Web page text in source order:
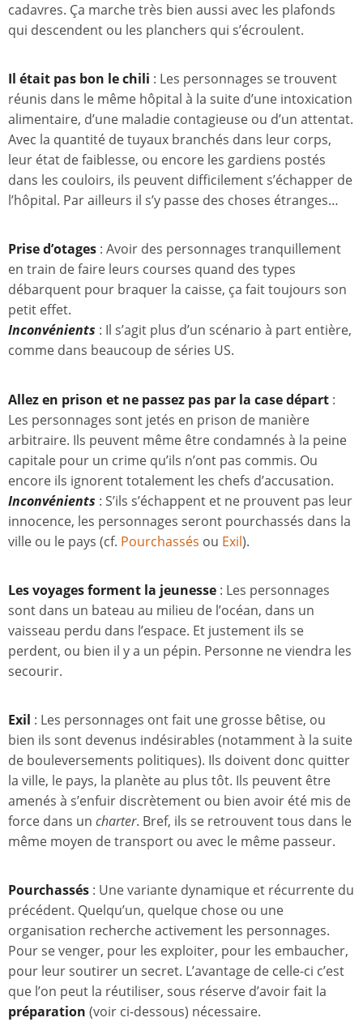
cadavres. Ça marche très bien aussi avec les plafonds
qui descendent ou les planchers qui s’écroulent.
Il était pas bon le chili : Les personnages se trouvent
réunis dans le même hôpital à la suite d’une intoxication
alimentaire, d’une maladie contagieuse ou d’un attentat.
Avec la quantité de tuyaux branchés dans leur corps,
leur état de faiblesse, ou encore les gardiens postés
dans les couloirs, ils peuvent difficilement s’échapper de
l’hôpital. Par ailleurs il s’y passe des choses étranges…
Prise d’otages : Avoir des personnages tranquillement
en train de faire leurs courses quand des types
débarquent pour braquer la caisse, ça fait toujours son
petit effet.
Inconvénients : Il s’agit plus d’un scénario à part entière,
comme dans beaucoup de séries US.
Allez en prison et ne passez pas par la case départ :
Les personnages sont jetés en prison de manière
arbitraire. Ils peuvent même être condamnés à la peine
capitale pour un crime qu’ils n’ont pas commis. Ou
encore ils ignorent totalement les chefs d’accusation.
Inconvénients : S’ils s’échappent et ne prouvent pas leur
innocence, les personnages seront pourchassés dans la
ville ou le pays (cf. Pourchassés ou Exil).
Les voyages forment la jeunesse : Les personnages
sont dans un bateau au milieu de l’océan, dans un
vaisseau perdu dans l’espace. Et justement ils se
perdent, ou bien il y a un pépin. Personne ne viendra les
secourir.
Exil : Les personnages ont fait une grosse bêtise, ou
bien ils sont devenus indésirables (notamment à la suite
de bouleversements politiques). Ils doivent donc quitter
la ville, le pays, la planète au plus tôt. Ils peuvent être
amenés à s’enfuir discrètement ou bien avoir été mis de
force dans un charter. Bref, ils se retrouvent tous dans le
même moyen de transport ou avec le même passeur.
Pourchassés : Une variante dynamique et récurrente du
précédent. Quelqu’un, quelque chose ou une
organisation recherche activement les personnages.
Pour se venger, pour les exploiter, pour les embaucher,
pour leur soutirer un secret. L’avantage de celle-ci c’est
que l’on peut la réutiliser, sous réserve d’avoir fait la
préparation (voir ci-dessous) nécessaire.